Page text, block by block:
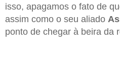
isso, apagamos o fato de
assim como o seu aliado
ponto de chegar à beira da